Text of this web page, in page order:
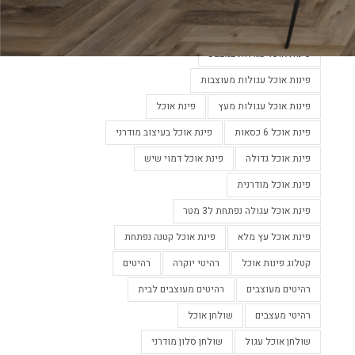
פינות אוכל מעוצבות נפתחות
פינות אוכל עגולות במבצע
פינות אוכל עגולות מעוצבות
פינות אוכל עגולות מעץ
פינת אוכל
פינת אוכל 6 כסאות
פינת אוכל בעיצוב מודרני
פינת אוכל גדולה
פינת אוכל דמוי שיש
פינת אוכל מודרנית
פינת אוכל עגולה נפתחת ל3 מטר
פינת אוכל עץ מלא
פינת אוכל קטנה נפתחת
קטלוג פינות אוכל
רהיטי יוקרה
רהיטים
רהיטים מעוצבים
רהיטים מעוצבים לבית
רהיטי מעצבים
שולחן אוכל
שולחן אוכל עגול
שולחן סלון מודרני